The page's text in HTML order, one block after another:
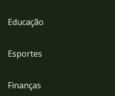
Educação
Esportes
Finanças